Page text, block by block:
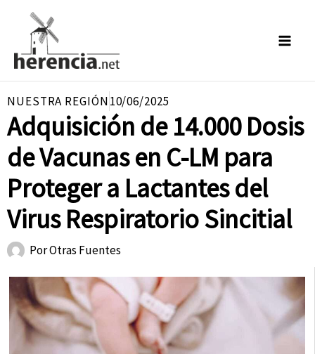
contenido
NUESTRA REGIÓN10/06/2025
Adquisición de 14.000 Dosis
de Vacunas en C-LM para
Proteger a Lactantes del
Virus Respiratorio Sincitial
PorOtras Fuentes